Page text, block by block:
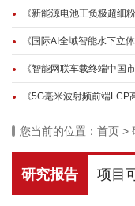
《新能源电池正负极超细
《国际AI全域智能水下立
《智能网联车载终端中国
《5G毫米波射频前端
您当前的位置： 首页 >
研究报告 项目